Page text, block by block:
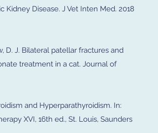
Disease. J Vet Inten Med. 2018
D. J. Bilateral patellar fractures and
treatment in a cat. Journal of
and Hyperparathyroidism. In:
XVI, 16th ed., St. Louis, Saunders